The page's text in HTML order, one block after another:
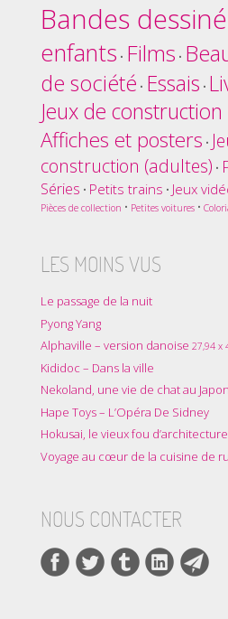
Bandes
enfants • Films •
de société • Essais •
Jeux de
Affiches et posters •
construction (adultes) •
Séries • Petits trains • Jeux
Pièces de collection • Petites voitures•
LES MOINS VUS
Le passage de la nuit
Pyong Yang
Alphaville – version danoise 27,94 x
Kididoc – Dans la ville
Nekoland, une vie de chat au Japon
Hape Toys – L’Opéra De Sidney
Hokusai, le vieux fou d’architecture
Voyage au cœur de la cuisine de
NOUS CONTACTER